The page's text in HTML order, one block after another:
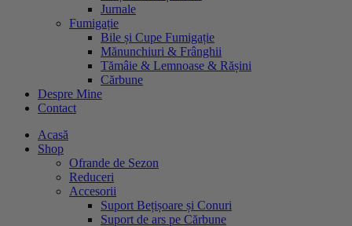
Jurnale
Fumigație
Bile și Cupe Fumigație
Mănunchiuri & Frânghii
Tămâie & Lemnoase & Rășini
Cărbune
Despre Mine
Contact
Acasă
Shop
Ofrande de Sezon
Reduceri
Accesorii
Suport Bețișoare și Conuri
Suport de ars pe Cărbune